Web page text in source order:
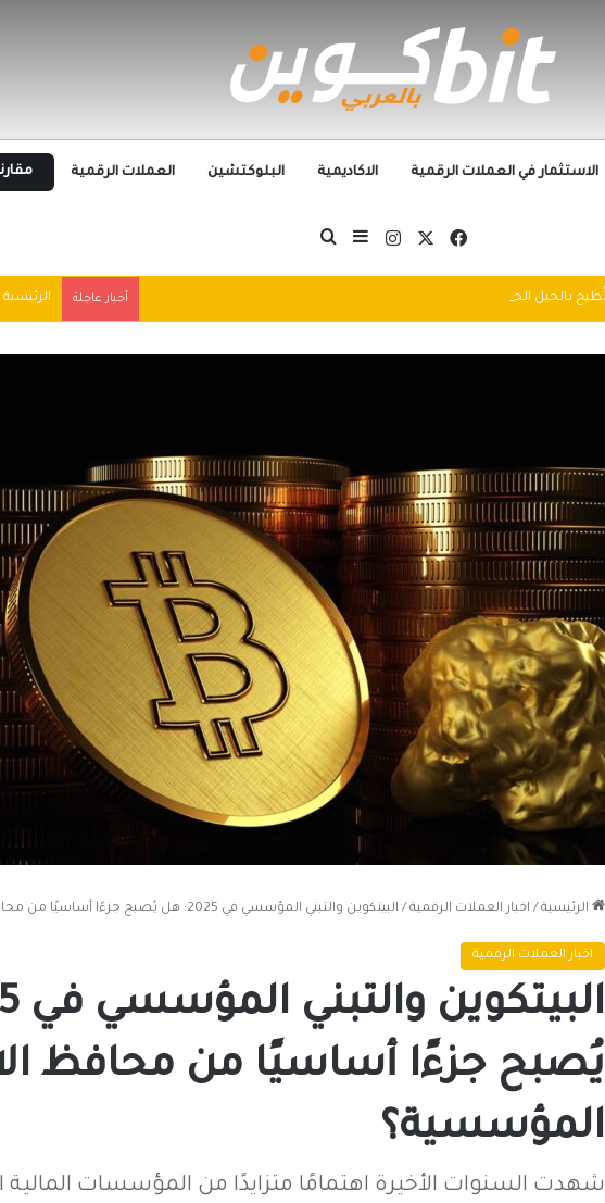
الاستثمار في العملات الرقمية الاكاديمية البلوكتشين العملات الرقمية
فيسبوكانستقرامإضافة عمود جانبي
بحث عن
أخبار عاجلة الرئيسية
الرئيسية / اخبار العملات الرقمية / البيتكوين والتبني المؤسسي في 2025: هل يُصبح جزءًا أساسيًا من محافظ الاستثمار المؤسسية؟
اخبار العملات الرقمية
يُصبح جزءًا أساسيًا من محافظ
المؤسسية؟
شهدت السنوات الأخيرة اهتمامًا متزايدًا من المؤسسات المالية